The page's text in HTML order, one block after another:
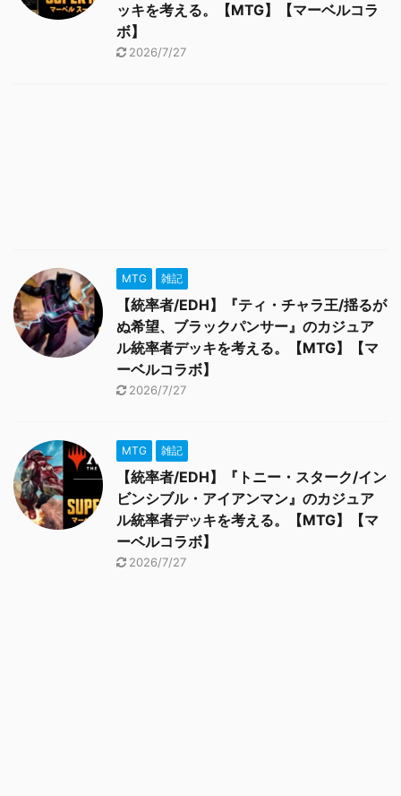
ッキを考える。【MTG】【マーベルコラ
ボ】
2026/7/27
MTG 雑記
【統率者/EDH】『ティ・チャラ王/揺るが
ぬ希望、ブラックパンサー』のカジュア
ル統率者デッキを考える。【MTG】【マ
ーベルコラボ】
2026/7/27
MTG 雑記
【統率者/EDH】『トニー・スターク/イン
ビンシブル・アイアンマン』のカジュア
ル統率者デッキを考える。【MTG】【マ
ーベルコラボ】
2026/7/27